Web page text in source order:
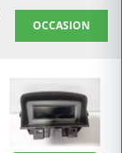
OCCASION